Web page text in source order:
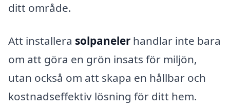
ditt område.
Att installera solpaneler handlar inte bara
om att göra en grön insats för miljön,
utan också om att skapa en hållbar och
kostnadseffektiv lösning för ditt hem.